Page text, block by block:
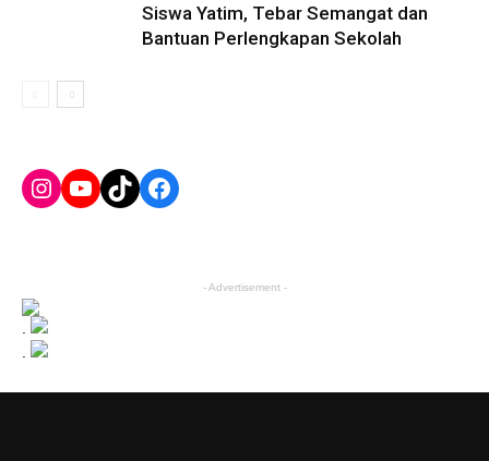
Siswa Yatim, Tebar Semangat dan
Bantuan Perlengkapan Sekolah
Instagram
YouTube
TikTokFacebook
- Advertisement -